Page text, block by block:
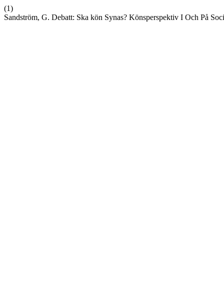
(1)
Sandström, G. Debatt: Ska kön Synas? Könsperspektiv I Och På